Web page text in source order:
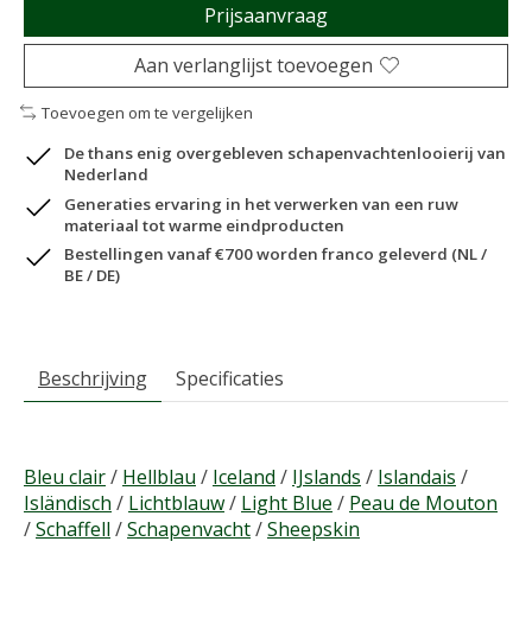
Prijsaanvraag
Aan verlanglijst toevoegen
Toevoegen om te vergelijken
De thans enig overgebleven schapenvachtenlooierij van
Nederland
Generaties ervaring in het verwerken van een ruw
materiaal tot warme eindproducten
Bestellingen vanaf €700 worden franco geleverd (NL /
BE / DE)
Beschrijving Specificaties
Bleu clair/ Hellblau / Iceland / IJslands / Islandais /
Isländisch / Lichtblauw/ Light Blue / Peau de Mouton
/Schaffell /Schapenvacht/Sheepskin